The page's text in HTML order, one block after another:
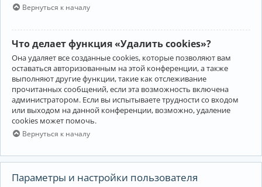
Вернуться к началу
Что делает функция «Удалить cookies»?
Она удаляет все созданные cookies, которые позволяют вам
оставаться авторизованным на этой конференции, а также
выполняют другие функции, такие как отслеживание
прочитанных сообщений, если эта возможность включена
администратором. Если вы испытываете трудности со входом
или выходом на данной конференции, возможно, удаление
cookies может помочь.
Вернуться к началу
Параметры и настройки пользователя